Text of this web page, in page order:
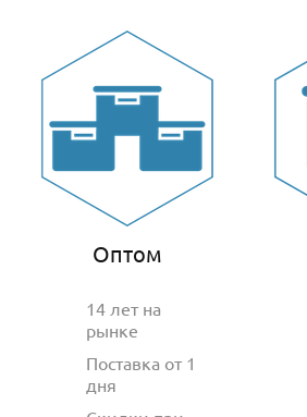
Оптом
14 лет на
рынке
Поставка от 1
дня